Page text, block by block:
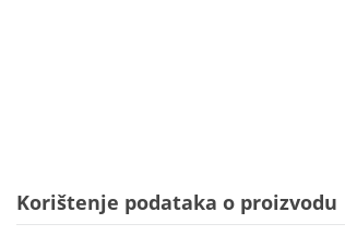
Korištenje podataka o proizvodu